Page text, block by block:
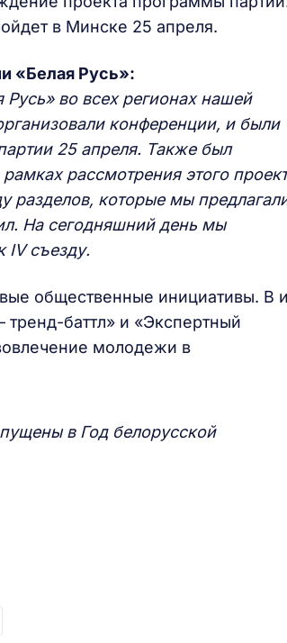
в Минске 25 апреля.
«Белая Русь»:
во всех регионах нашей
конференции, и были
25 апреля. Также был
рассмотрения этого
разделов, которые мы
На сегодняшний день мы
IV съезду.
общественные инициативы. В
тренд-баттл» и «Экспертный
молодежи в
в Год белорусской